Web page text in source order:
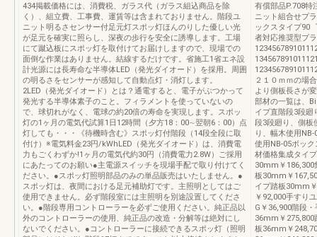
434掲載価格には、消費税、ガラス代（ガラス組込商品を除
く）、組立費、工事費、運賃等は含まれておりません。階段ユ
ニット明るさセンサー付足元灯スポッ灯ほんのりした優しい光
が足元を確実に照らし、深夜の歩行を安全に誘導します。工場
にて蹴込板にスポッ灯を取付けてお届けしますので、現場での
面倒な作業はありません。結線するだけです。省施工1省エネ設
計光源には長寿命な半導体LED（発光ダイオード）を採用。周囲
の明るさをセンサーが感知して自動点灯・消灯します。
2LED（発光ダイオード）とは？通電すると、電子がぶつかって
発光する半導体素子のこと。フィラメントを使っていないの
で、球切れがなく、電球の約20倍の寿命を実現します。スポッ
灯の1ヶ月の電気代試算1日12時間（夕方18：00∼翌朝6：00）点
灯しても・・・《待機時含む》スポッ灯付階段（14段全段に取
付け）※電気料金23円/kWhLED（発光ダイオード）は、消費電
力もごくわずか!1ヶ月の電気代約30円（消費電力2.8W）ご採用
にあたってのお願い●主電源スイッチを現場手配で取り付けてく
ださい。●スポッ灯照明部品のみの単品販売はいたしません。●
スポッ灯は、夜間における足元補助灯です。主照明としてはご
使用できません。必ず階段室には主照明を別途設置してくださ
い。●階段専用コントローラーを必ずご使用ください。純正品以
外のコントローラーの使用、純正品の改造・分解等は絶対にし
ないでください。●コントローラーに接続できるスポッ灯（照明
有償部品P.708特
ニット組合せプ
ックスタイプ90
者対応推奨型プ
２１０ｍｍの場
より側板長さが
部材の一覧は、
イプ直階段3段廻
段3段廻り、側板
り、幅木使用
使用NB-05ボッ
材価格集成タイ
30mm￥186,300
板30mm￥
イプ踏板30mm
￥92,000手すり
G￥36,900階段
36mm￥275,800
板36mm￥